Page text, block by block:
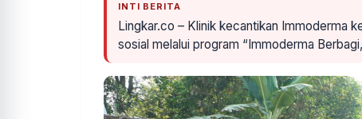
INTI BERITA
Lingkar.co – Klinik kecantikan Immoderma
sosial melalui program “Immoderma